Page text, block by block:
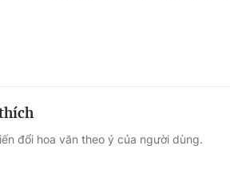
đổi hoa văn theo ý của người dùng.